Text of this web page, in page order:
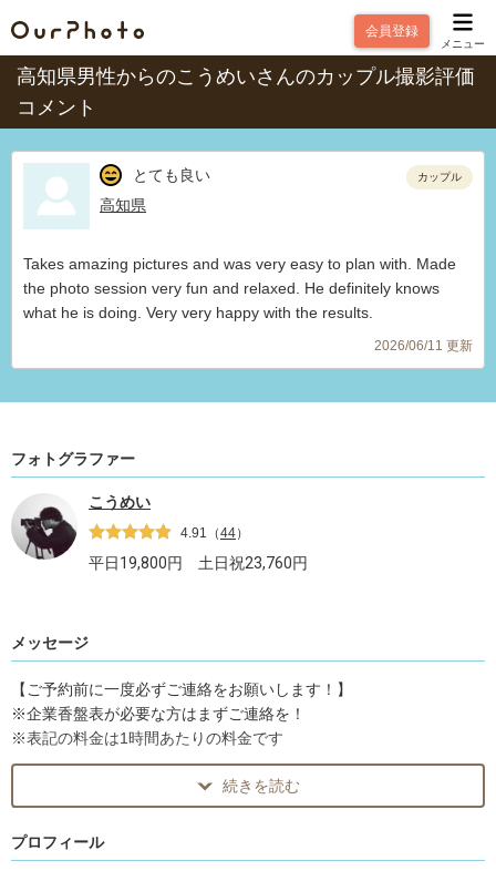
会員登録
メニュー
高知県男性からのこうめいさんのカップル撮影評価
コメント
とても良い
高知県
カップル
Takes amazing pictures and was very easy to plan with. Made
the photo session very fun and relaxed. He definitely knows
what he is doing. Very very happy with the results.
2026/06/11 更新
フォトグラファー
こうめい
4.91 （44）
平日19,800円 土日祝23,760円
メッセージ
【ご予約前に一度必ずご連絡をお願いします！】
※企業香盤表が必要な方はまずご連絡を！
※表記の料金は1時間あたりの料金です
プロフィールをご閲覧いただきありがとうございます！
高知県の田舎で暮らす
続きを読む
プロフィール